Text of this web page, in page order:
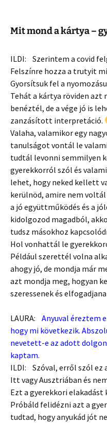
Mit mond a kártya –
ILDI: Szerintem a covid
Felszínre hozza a trutyit
Gyorsítsuk fel a
Tehát a kártya röviden azt
benéztél, de a vége jó is
zanzásított interpretáció.
Valaha, valamikor egy
tanulságot vontál le
tudtál levonni semmilyen
gyerekkorról szól és
lehet, hogy neked kellett
kerülnöd, amire nem
a jó együttműködés és a
kidolgozod magadból,
tudsz másokhoz
Hol vonhattál le
Például szerettél volna
ahogy jó, de mondja már
azt mondja meg, hogyan
szeressenek és
LAURA: Anyuval éreztem
hogy mi következik.
nevetett-e az adott
kaptam.
ILDI: Szóval, erről szól ez
Itt vagy Ausztriában és
Ezt a gyerekkori
Próbáld felidézni azt a
tudtad, hogy anyukád jót